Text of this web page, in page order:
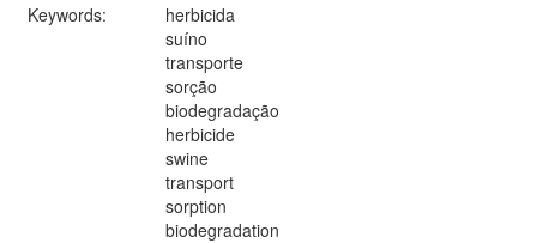
Keywords:
herbicida
suíno
transporte
sorção
biodegradação
herbicide
swine
transport
sorption
biodegradation